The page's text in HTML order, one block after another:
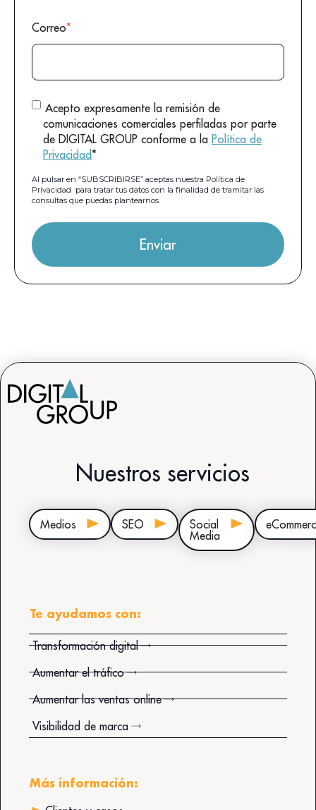
Correo*
Acepto expresamente la remisión de
comunicaciones comerciales perfiladas por parte
de DIGITAL GROUP conforme a la Política de
Privacidad*
Al pulsar en “SUBSCRIBIRSE” aceptas nuestra Política de
Privacidad para tratar tus datos con la finalidad de tramitar las
consultas que puedas plantearnos.
Nuestros servicios
Medios SEO
Social
Media
Te ayudamos con:
Transformación digital
Aumentar el tráfico
Aumentar las ventas online
Visibilidad de marca
Más información: